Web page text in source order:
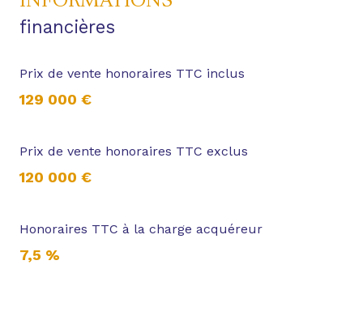
financières
Prix de vente honoraires TTC inclus
129 000 €
Prix de vente honoraires TTC exclus
120 000 €
Honoraires TTC à la charge acquéreur
7,5 %